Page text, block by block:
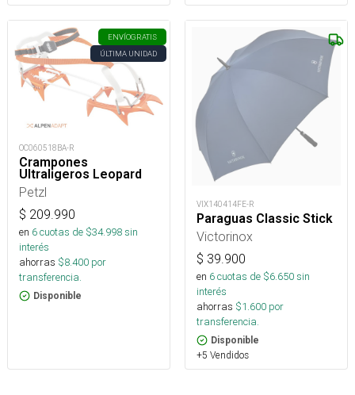
ENVÍOGRATIS
ÚLTIMA UNIDAD
OC060518BA-R
Crampones
Ultraligeros Leopard
Petzl
$ 209.990
en 6cuotas de $34.998sin
interés
ahorras $8.400 por
transferencia.
Disponible
VIX140414FE-R
Paraguas Classic Stick
Victorinox
$ 39.900
en 6cuotas de $6.650sin
interés
ahorras $1.600 por
transferencia.
Disponible
+5 Vendidos